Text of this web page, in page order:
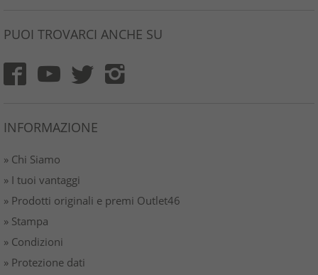
PUOI TROVARCI ANCHE SU
INFORMAZIONE
» Chi Siamo
» I tuoi vantaggi
» Prodotti originali e premi Outlet46
» Stampa
» Condizioni
» Protezione dati